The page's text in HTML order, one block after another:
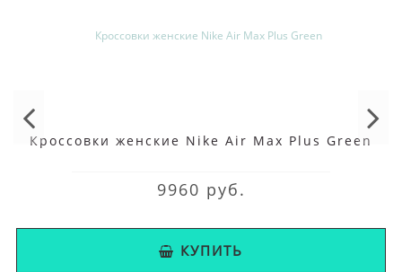
Кроссовки женские Nike Air Max Plus Green
9960 руб.
КУПИТЬ